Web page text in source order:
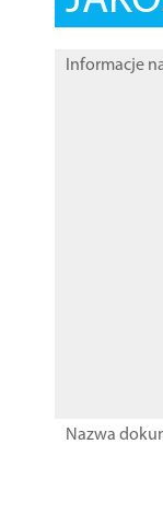
Informacje
Nazwa